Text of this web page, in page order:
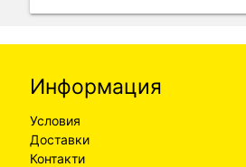
Информация
Условия
Доставки
Контакти